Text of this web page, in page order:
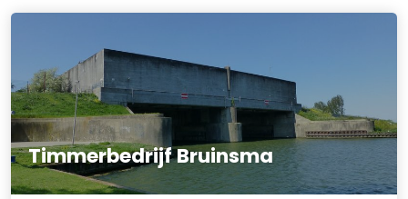
Timmerbedrijf Bruinsma